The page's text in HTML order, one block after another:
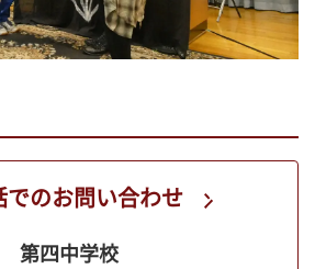
でのお問い合わせ
第四中学校